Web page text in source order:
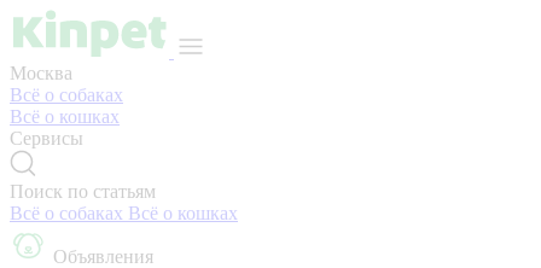
Москва
Всё о собаках
Всё о кошках
Сервисы
Поиск по статьям
Всё о собаках Всё о кошках
Объявления